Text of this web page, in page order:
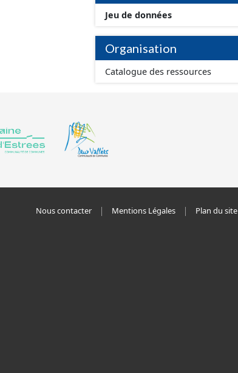
Jeu de données
Organisation
Catalogue des ressources
Nous contacter Mentions Légales Plan du site